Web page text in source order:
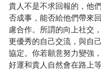
貴人不是不求回報的，他
否成事，能否給他們帶來
慮合作。所謂的向上社交
更優秀的自己交流，與自
協定。你若願意努力變強
好運和貴人自然會在路上等